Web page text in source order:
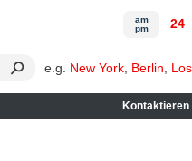
e.g. New York Berlin
Kontaktieren
am
pm
24